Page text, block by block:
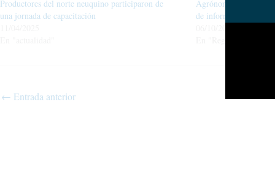
Productores del norte neuquino participaron de
una jornada de capacitación
Agrónomos se
de información
← Entrada anterior